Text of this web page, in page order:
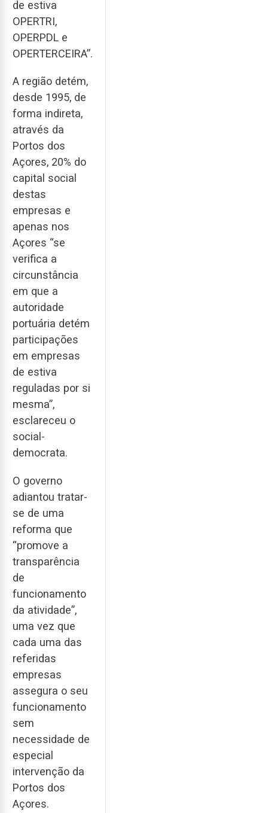
de estiva
OPERTRI,
OPERPDL e
OPERTERCEIRA”.
A região detém,
desde 1995, de
forma indireta,
através da
Portos dos
Açores, 20% do
capital social
destas
empresas e
apenas nos
Açores “se
verifica a
circunstância
em que a
autoridade
portuária detém
participações
em empresas
de estiva
reguladas por si
mesma”,
esclareceu o
social-
democrata.
O governo
adiantou tratar-
se de uma
reforma que
“promove a
transparência
de
funcionamento
da atividade”,
uma vez que
cada uma das
referidas
empresas
assegura o seu
funcionamento
sem
necessidade de
especial
intervenção da
Portos dos
Açores.